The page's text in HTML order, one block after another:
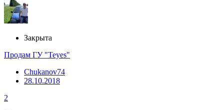
Закрыта
Продам ГУ "Teyes"
Chukanov74
28.10.2018
2